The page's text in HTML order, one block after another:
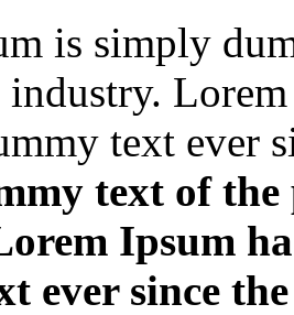
is simply
text ever
text of
Ipsum
ever since